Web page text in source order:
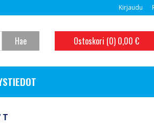
Kirjaudu
Hae Ostoskori (0) 0,00 €
T